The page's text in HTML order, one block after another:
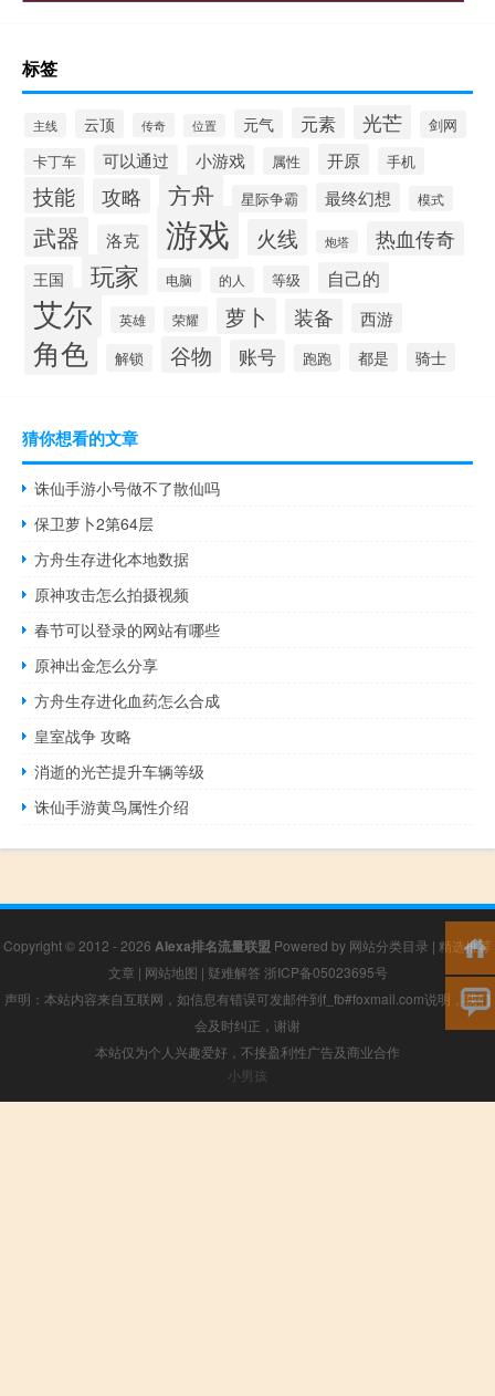
标签
主线 云顶 传奇 位置 元气 元素 光芒 剑网
卡丁车 可以通过 小游戏 属性 开原 手机
技能 攻略 方舟 星际争霸 最终幻想 模式
武器 洛克 游戏 火线 炮塔 热血传奇
王国 玩家 电脑 的人 等级 自己的
艾尔 英雄 荣耀 萝卜 装备 西游
角色 解锁 谷物 账号 跑跑 都是 骑士
猜你想看的文章
诛仙手游小号做不了散仙吗
保卫萝卜2第64层
方舟生存进化本地数据
原神攻击怎么拍摄视频
春节可以登录的网站有哪些
原神出金怎么分享
方舟生存进化血药怎么合成
皇室战争 攻略
消逝的光芒提升车辆等级
诛仙手游黄鸟属性介绍
Copyright © 2012 - 2026 Alexa排名流量联盟 Powered by 网站分类目录 | 精选推荐
文章 | 网站地图 | 疑难解答 浙ICP备05023695号
声明：本站内容来自互联网，如信息有错误可发邮件到f_fb#foxmail.com说明，我们
会及时纠正，谢谢
本站仅为个人兴趣爱好，不接盈利性广告及商业合作
小男孩